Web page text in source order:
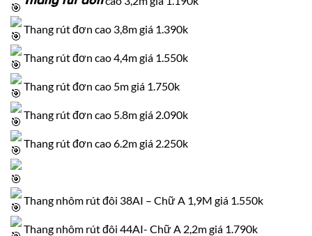
Thang rút đơn cao 3,8m giá 1.390k
Thang rút đơn cao 4,4m giá 1.550k
Thang rút đơn cao 5m giá 1.750k
Thang rút đơn cao 5.8m giá 2.090k
Thang rút đơn cao 6.2m giá 2.250k
Thang nhôm rút đôi 38AI – Chữ A 1,9M giá 1.550k
Thang nhôm rút đôi 44AI- Chữ A 2,2m giá 1.790k